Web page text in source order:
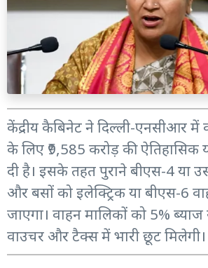
केंद्रीय कैबिनेट ने दिल्ली-एनसीआर में
के लिए ₹9,585 करोड़ की ऐतिहासिक
दी है। इसके तहत पुराने बीएस-4 या
और बसों को इलेक्ट्रिक या बीएस-6
जाएगा। वाहन मालिकों को 5%
वाउचर और टैक्स में भारी छूट मिलेगी।